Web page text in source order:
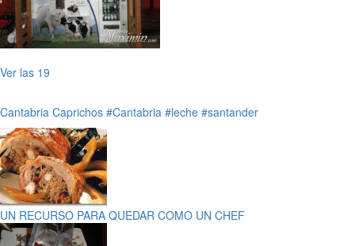
Ver las 19
Cantabria Caprichos #Cantabria #leche #santander
UN RECURSO PARA QUEDAR COMO UN CHEF